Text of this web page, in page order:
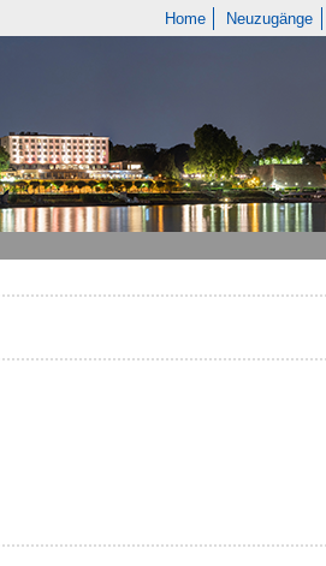
Home Neuzugänge